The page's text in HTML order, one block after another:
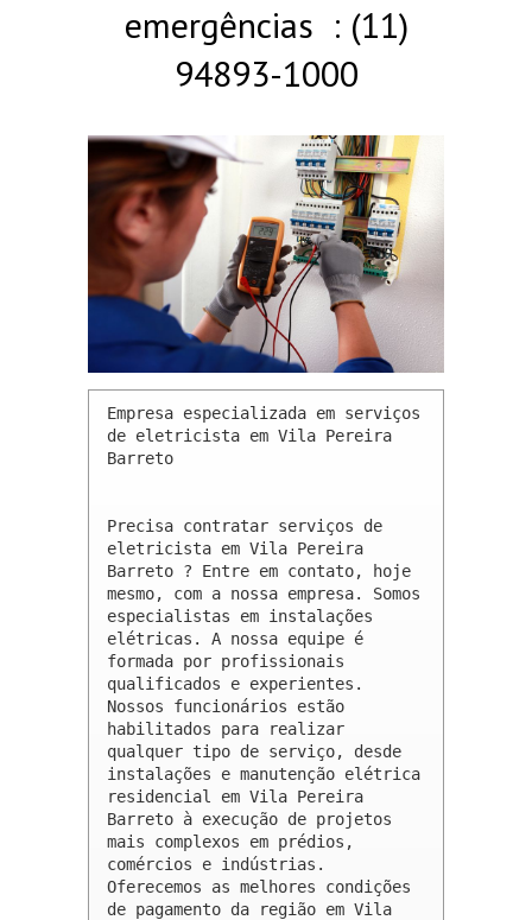
emergências : (11)
94893-1000
Empresa especializada em serviços
de eletricista em Vila Pereira
Barreto
Precisa contratar serviços de
eletricista em Vila Pereira
Barreto ? Entre em contato, hoje
mesmo, com a nossa empresa. Somos
especialistas em instalações
elétricas. A nossa equipe é
formada por profissionais
qualificados e experientes.
Nossos funcionários estão
habilitados para realizar
qualquer tipo de serviço, desde
instalações e manutenção elétrica
residencial em Vila Pereira
Barreto à execução de projetos
mais complexos em prédios,
comércios e indústrias.
Oferecemos as melhores condições
de pagamento da região em Vila